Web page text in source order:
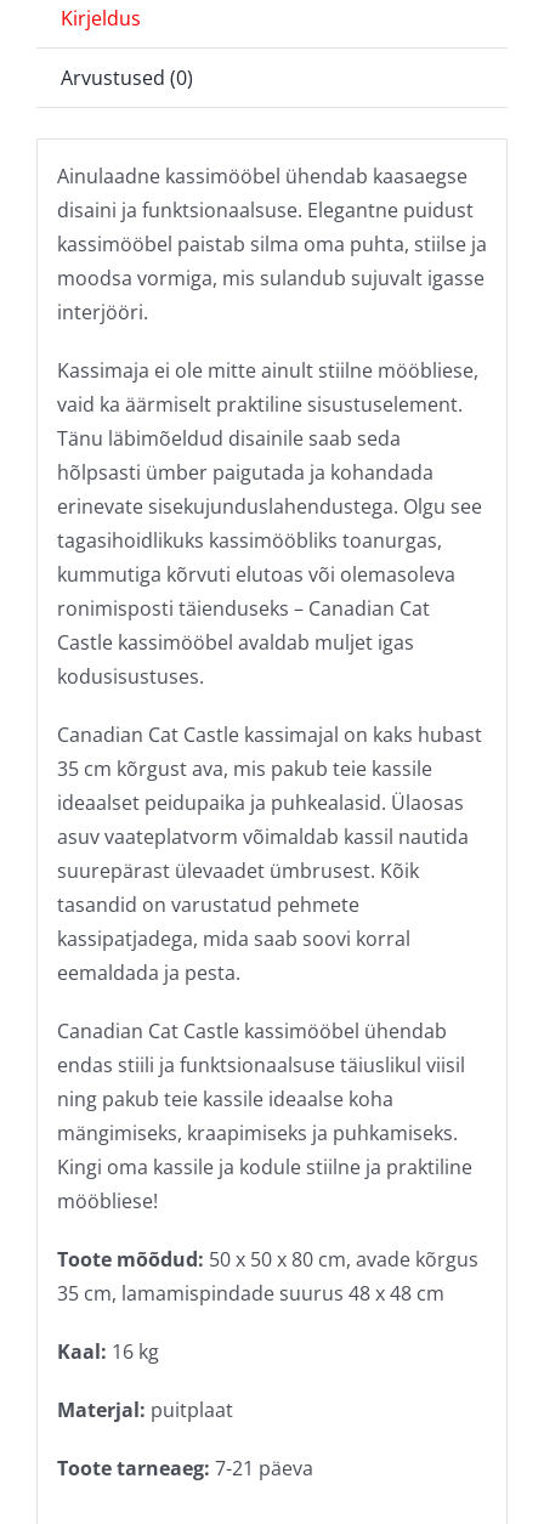
Kirjeldus
Arvustused (0)
Ainulaadne kassimööbel ühendab kaasaegse
disaini ja funktsionaalsuse. Elegantne puidust
kassimööbel paistab silma oma puhta, stiilse ja
moodsa vormiga, mis sulandub sujuvalt igasse
interjööri.
Kassimaja ei ole mitte ainult stiilne mööbliese,
vaid ka äärmiselt praktiline sisustuselement.
Tänu läbimõeldud disainile saab seda
hõlpsasti ümber paigutada ja kohandada
erinevate sisekujunduslahendustega. Olgu see
tagasihoidlikuks kassimööbliks toanurgas,
kummutiga kõrvuti elutoas või olemasoleva
ronimisposti täienduseks – Canadian Cat
Castle kassimööbel avaldab muljet igas
kodusisustuses.
Canadian Cat Castle kassimajal on kaks hubast
35 cm kõrgust ava, mis pakub teie kassile
ideaalset peidupaika ja puhkealasid. Ülaosas
asuv vaateplatvorm võimaldab kassil nautida
suurepärast ülevaadet ümbrusest. Kõik
tasandid on varustatud pehmete
kassipatjadega, mida saab soovi korral
eemaldada ja pesta.
Canadian Cat Castle kassimööbel ühendab
endas stiili ja funktsionaalsuse täiuslikul viisil
ning pakub teie kassile ideaalse koha
mängimiseks, kraapimiseks ja puhkamiseks.
Kingi oma kassile ja kodule stiilne ja praktiline
mööbliese!
Toote mõõdud: 50 x 50 x 80 cm, avade kõrgus
35 cm, lamamispindade suurus 48 x 48 cm
Kaal: 16 kg
Materjal: puitplaat
Toote tarneaeg: 7-21 päeva